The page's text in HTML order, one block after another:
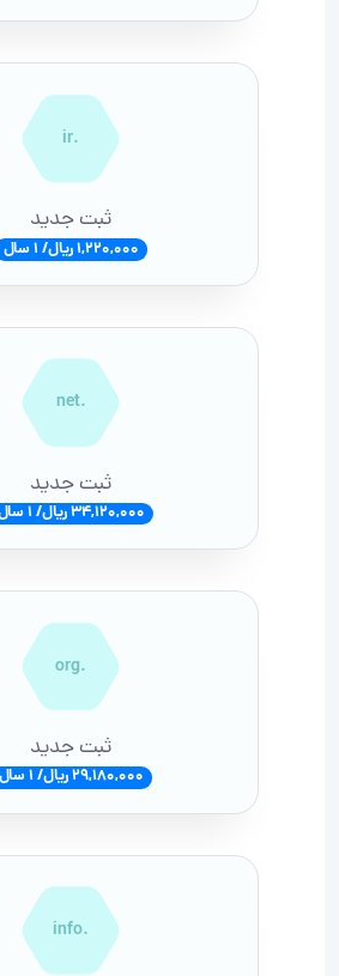
.ir
ثبت جدید
1,220,000 ریال/ 1 سال
.net
ثبت جدید
34,120,000 ریال/ 1 سال
.org
ثبت جدید
29,180,000 ریال/ 1 سال
.info